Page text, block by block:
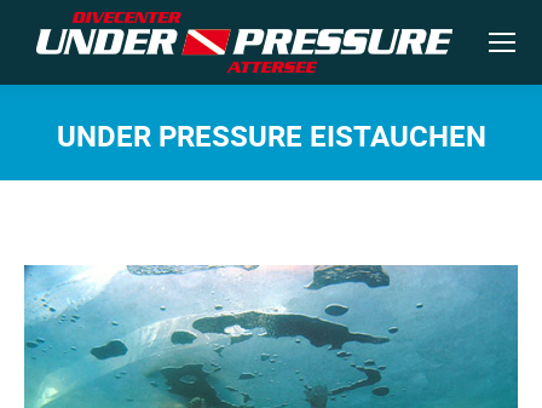
UNDER PRESSURE EISTAUCHEN